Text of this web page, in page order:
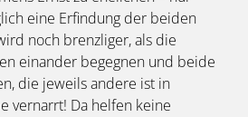
eine Erfindung der beiden
noch brenzliger, als die
einander begegnen und beide
die jeweils andere ist in
vernarrt! Da helfen keine